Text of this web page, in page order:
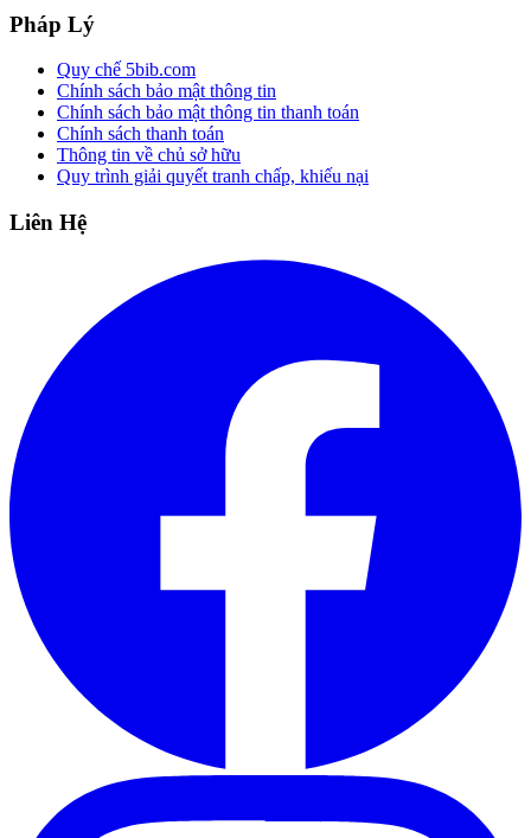
Pháp Lý
Quy chế 5bib.com
Chính sách bảo mật thông tin
Chính sách bảo mật thông tin thanh toán
Chính sách thanh toán
Thông tin về chủ sở hữu
Quy trình giải quyết tranh chấp, khiếu nại
Liên Hệ